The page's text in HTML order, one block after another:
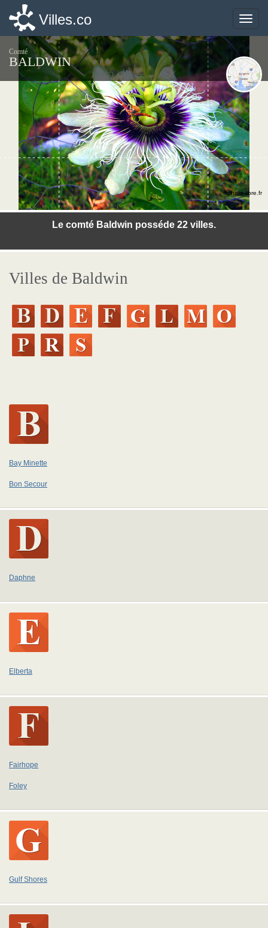
Toggle
Villes.co
Comté
BALDWIN
Le comté Baldwin posséde 22 villes.
©photo-libre.fr
Villes de Baldwin
Bay Minette
Bon Secour
Daphne
Elberta
Fairhope
Foley
Gulf Shores
Toggle
Villes.co